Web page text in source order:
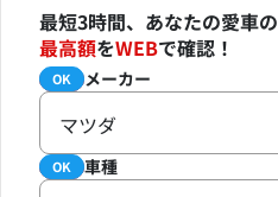
最短3時間、あなたの愛車の
最高額をWEBで確認！
必須 メーカー
OK
マツダ
必須 車種
OK